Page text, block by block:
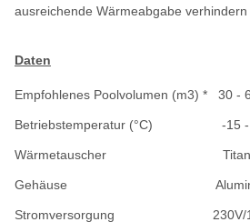
ausreichende Wärmeabgabe verhindern
Daten
Empfohlenes Poolvolumen (m3) * 30 -
Betriebstemperatur (°C) -15 -
Wärmetauscher Titan
Gehäuse
Stromversorgung 230V/1